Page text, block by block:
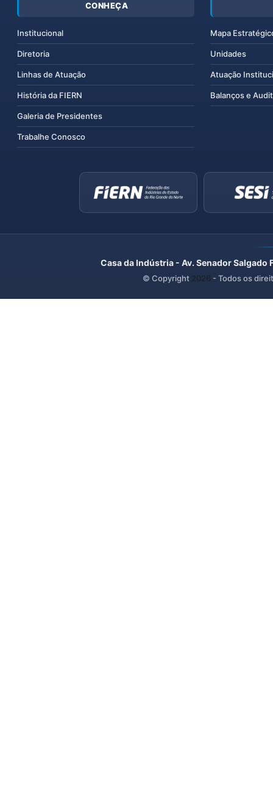
CONHEÇA
Institucional
Diretoria
Linhas de Atuação
História da FIERN
Galeria de Presidentes
Trabalhe Conosco
Mapa
Unidades
Atuação
Balanços e
Casa da Indústria - Av. Senador
© Copyright 2026 - Todos os